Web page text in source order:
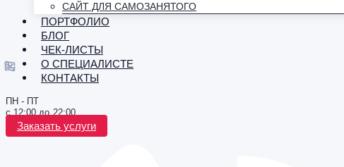
САЙТ ДЛЯ САМОЗАНЯТОГО
ПОРТФОЛИО
БЛОГ
ЧЕК-ЛИСТЫ
О СПЕЦИАЛИСТЕ
КОНТАКТЫ
ПН - ПТ
с 12:00 до 22:00
Заказать услуги